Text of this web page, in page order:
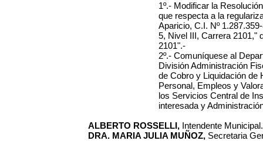
1º.- Modificar la
que respecta a la
Aparicio, C.I. Nº
5, Nivel III, Carrera 2101,"
2101".-
2º.- Comuníquese al
División Administración
de Cobro y Liquidación de
Personal, Empleos y
los Servicios Central de
interesada y
ALBERTO ROSSELLI, Intendente
DRA. MARIA JULIA MUÑOZ, Secretaria